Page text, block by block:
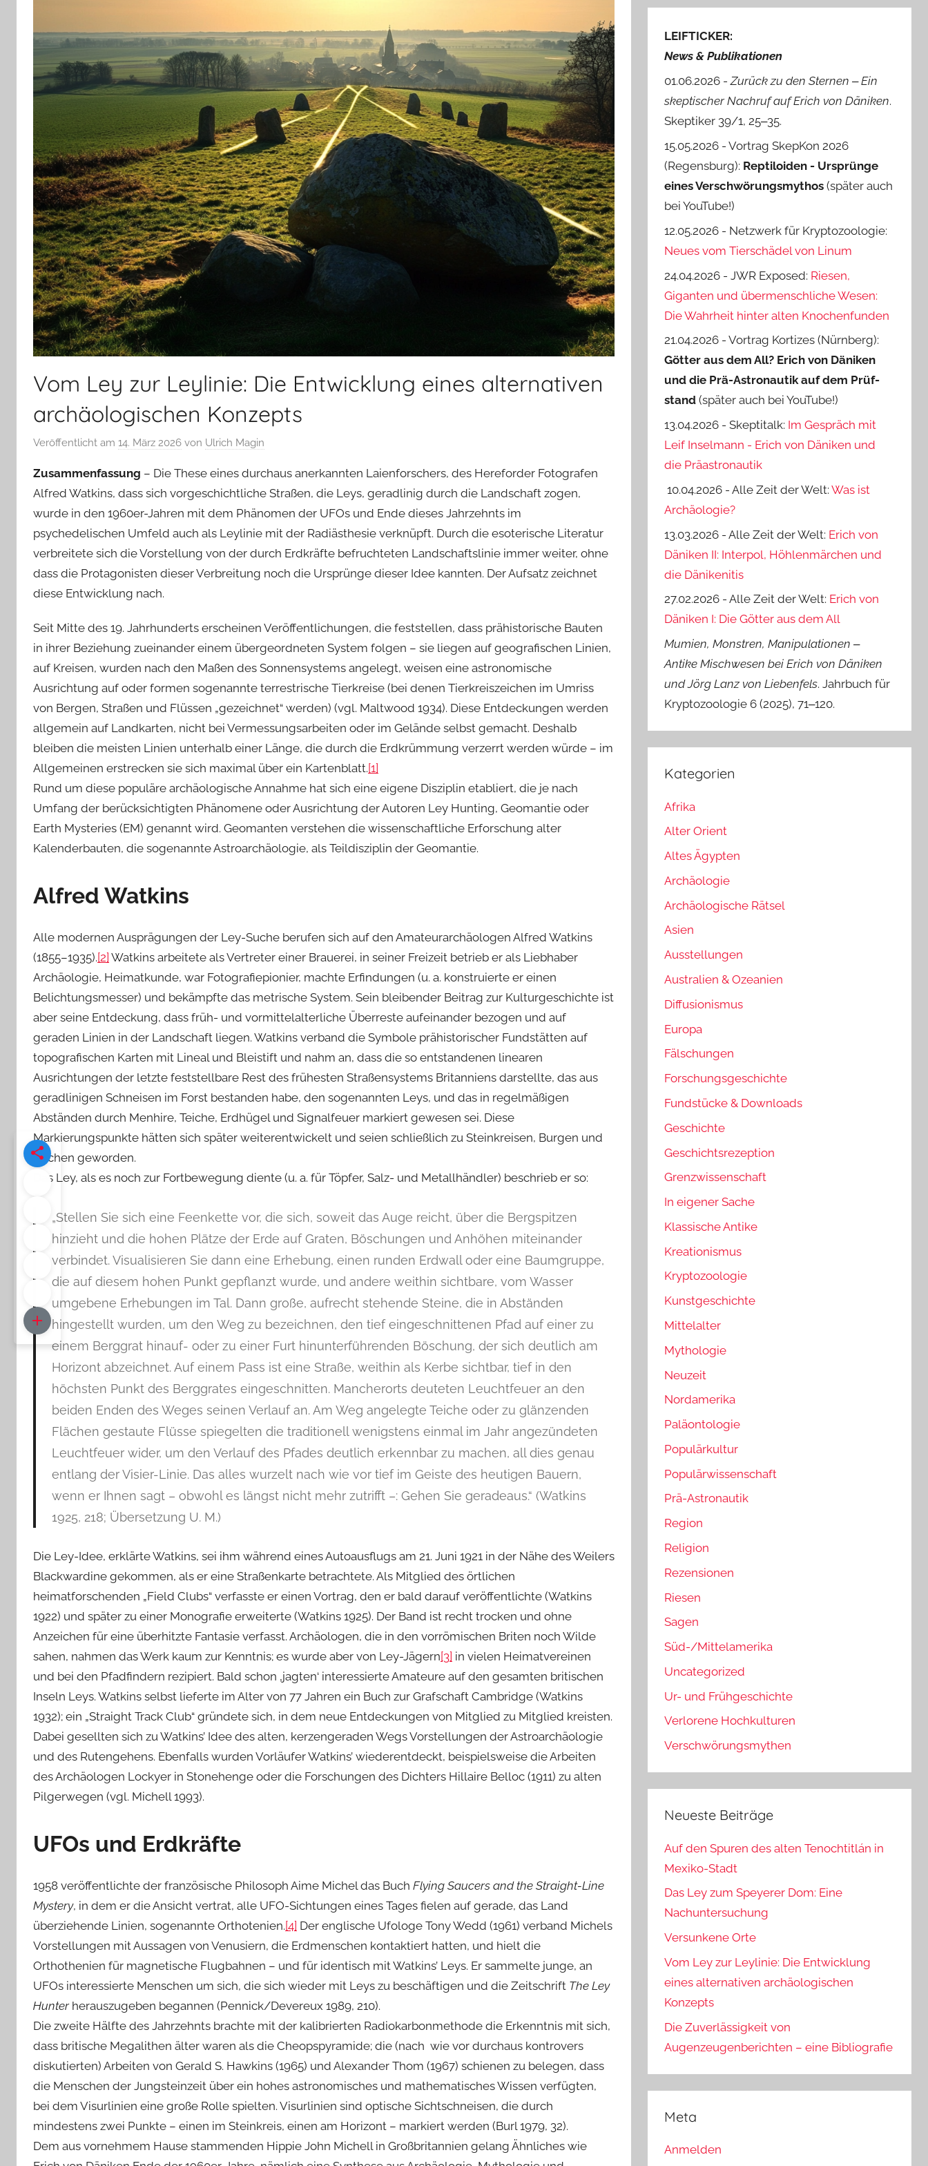
Vom Ley zur Leylinie: Die Entwicklung eines alternativen
archäologischen Konzepts
Veröffentlicht am 14. März 2026 von Ulrich Magin
Zusammenfassung – Die These eines durchaus anerkannten Laienforschers, des Hereforder Fotografen
Alfred Watkins, dass sich vorgeschichtliche Straßen, die Leys, geradlinig durch die Landschaft zogen,
wurde in den 1960er-Jahren mit dem Phänomen der UFOs und Ende dieses Jahrzehnts im
psychedelischen Umfeld auch als Leylinie mit der Radiästhesie verknüpft. Durch die esoterische Literatur
verbreitete sich die Vorstellung von der durch Erdkräfte befruchteten Landschaftslinie immer weiter, ohne
dass die Protagonisten dieser Verbreitung noch die Ursprünge dieser Idee kannten. Der Aufsatz zeichnet
diese Entwicklung nach.
Seit Mitte des 19. Jahrhunderts erscheinen Veröffentlichungen, die feststellen, dass prähistorische Bauten
in ihrer Beziehung zueinander einem übergeordneten System folgen – sie liegen auf geografischen Linien,
auf Kreisen, wurden nach den Maßen des Sonnensystems angelegt, weisen eine astronomische
Ausrichtung auf oder formen sogenannte terrestrische Tierkreise (bei denen Tierkreiszeichen im Umriss
von Bergen, Straßen und Flüssen „gezeichnet“ werden) (vgl. Maltwood 1934). Diese Entdeckungen werden
allgemein auf Landkarten, nicht bei Vermessungsarbeiten oder im Gelände selbst gemacht. Deshalb
bleiben die meisten Linien unterhalb einer Länge, die durch die Erdkrümmung verzerrt werden würde – im
Allgemeinen erstrecken sie sich maximal über ein Kartenblatt.[1]
Rund um diese populäre archäologische Annahme hat sich eine eigene Disziplin etabliert, die je nach
Umfang der berücksichtigten Phänomene oder Ausrichtung der Autoren Ley Hunting, Geomantie oder
Earth Mysteries (EM) genannt wird. Geomanten verstehen die wissenschaftliche Erforschung alter
Kalenderbauten, die sogenannte Astroarchäologie, als Teildisziplin der Geomantie.
Alfred Watkins
Alle modernen Ausprägungen der Ley-Suche berufen sich auf den Amateurarchäologen Alfred Watkins
(1855–1935).[2] Watkins arbeitete als Vertreter einer Brauerei, in seiner Freizeit betrieb er als Liebhaber
Archäologie, Heimatkunde, war Fotografiepionier, machte Erfindungen (u. a. konstruierte er einen
Belichtungsmesser) und bekämpfte das metrische System. Sein bleibender Beitrag zur Kulturgeschichte ist
aber seine Entdeckung, dass früh- und vormittelalterliche Überreste aufeinander bezogen und auf
geraden Linien in der Landschaft liegen. Watkins verband die Symbole prähistorischer Fundstätten auf
topografischen Karten mit Lineal und Bleistift und nahm an, dass die so entstandenen linearen
Ausrichtungen der letzte feststellbare Rest des frühesten Straßensystems Britanniens darstellte, das aus
geradlinigen Schneisen im Forst bestanden habe, den sogenannten Leys, und das in regelmäßigen
Abständen durch Menhire, Teiche, Erdhügel und Signalfeuer markiert gewesen sei. Diese
Markierungspunkte hätten sich später weiterentwickelt und seien schließlich zu Steinkreisen, Burgen und
Kirchen geworden.
Das Ley, als es noch zur Fortbewegung diente (u. a. für Töpfer, Salz- und Metallhändler) beschrieb er so:
„Stellen Sie sich eine Feenkette vor, die sich, soweit das Auge reicht, über die Bergspitzen
hinzieht und die hohen Plätze der Erde auf Graten, Böschungen und Anhöhen miteinander
verbindet. Visualisieren Sie dann eine Erhebung, einen runden Erdwall oder eine Baumgruppe,
die auf diesem hohen Punkt gepflanzt wurde, und andere weithin sichtbare, vom Wasser
umgebene Erhebungen im Tal. Dann große, aufrecht stehende Steine, die in Abständen
hingestellt wurden, um den Weg zu bezeichnen, den tief eingeschnittenen Pfad auf einer zu
einem Berggrat hinauf- oder zu einer Furt hinunterführenden Böschung, der sich deutlich am
Horizont abzeichnet. Auf einem Pass ist eine Straße, weithin als Kerbe sichtbar, tief in den
höchsten Punkt des Berggrates eingeschnitten. Mancherorts deuteten Leuchtfeuer an den
beiden Enden des Weges seinen Verlauf an. Am Weg angelegte Teiche oder zu glänzenden
Flächen gestaute Flüsse spiegelten die traditionell wenigstens einmal im Jahr angezündeten
Leuchtfeuer wider, um den Verlauf des Pfades deutlich erkennbar zu machen, all dies genau
entlang der Visier-Linie. Das alles wurzelt nach wie vor tief im Geiste des heutigen Bauern,
wenn er Ihnen sagt – obwohl es längst nicht mehr zutrifft –: Gehen Sie geradeaus.“ (Watkins
1925, 218; Übersetzung U. M.)
Die Ley-Idee, erklärte Watkins, sei ihm während eines Autoausflugs am 21. Juni 1921 in der Nähe des Weilers
Blackwardine gekommen, als er eine Straßenkarte betrachtete. Als Mitglied des örtlichen
heimatforschenden „Field Clubs“ verfasste er einen Vortrag, den er bald darauf veröffentlichte (Watkins
1922) und später zu einer Monografie erweiterte (Watkins 1925). Der Band ist recht trocken und ohne
Anzeichen für eine überhitzte Fantasie verfasst. Archäologen, die in den vorrömischen Briten noch Wilde
sahen, nahmen das Werk kaum zur Kenntnis; es wurde aber von Ley-Jägern[3] in vielen Heimatvereinen
und bei den Pfadfindern rezipiert. Bald schon ‚jagten‘ interessierte Amateure auf den gesamten britischen
Inseln Leys. Watkins selbst lieferte im Alter von 77 Jahren ein Buch zur Grafschaft Cambridge (Watkins
1932); ein „Straight Track Club“ gründete sich, in dem neue Entdeckungen von Mitglied zu Mitglied kreisten.
Dabei gesellten sich zu Watkins’ Idee des alten, kerzengeraden Wegs Vorstellungen der Astroarchäologie
und des Rutengehens. Ebenfalls wurden Vorläufer Watkins’ wiederentdeckt, beispielsweise die Arbeiten
des Archäologen Lockyer in Stonehenge oder die Forschungen des Dichters Hillaire Belloc (1911) zu alten
Pilgerwegen (vgl. Michell 1993).
UFOs und Erdkräfte
1958 veröffentlichte der französische Philosoph Aime Michel das Buch Flying Saucers and the Straight-Line
Mystery, in dem er die Ansicht vertrat, alle UFO-Sichtungen eines Tages fielen auf gerade, das Land
überziehende Linien, sogenannte Orthotenien.[4] Der englische Ufologe Tony Wedd (1961) verband Michels
Vorstellungen mit Aussagen von Venusiern, die Erdmenschen kontaktiert hatten, und hielt die
Orthothenien für magnetische Flugbahnen – und für identisch mit Watkins’ Leys. Er sammelte junge, an
UFOs interessierte Menschen um sich, die sich wieder mit Leys zu beschäftigen und die Zeitschrift The Ley
Hunterherauszugeben begannen (Pennick/Devereux 1989, 210).
Die zweite Hälfte des Jahrzehnts brachte mit der kalibrierten Radiokarbonmethode die Erkenntnis mit sich,
dass britische Megalithen älter waren als die Cheopspyramide; die (nach wie vor durchaus kontrovers
diskutierten) Arbeiten von Gerald S. Hawkins (1965) und Alexander Thom (1967) schienen zu belegen, dass
die Menschen der Jungsteinzeit über ein hohes astronomisches und mathematisches Wissen verfügten,
bei dem Visurlinien eine große Rolle spielten. Visurlinien sind optische Sichtschneisen, die durch
mindestens zwei Punkte – einen im Steinkreis, einen am Horizont – markiert werden (Burl 1979, 32).
Dem aus vornehmem Hause stammenden Hippie John Michell in Großbritannien gelang Ähnliches wie
LEIFTICKER:
News & Publikationen
01.06.2026 -Zurück zu den Sternen ‒ Ein
skeptischer Nachruf auf Erich von Däniken.
Skeptiker 39/1, 25‒35.
15.05.2026 - Vortrag SkepKon 2026
(Regensburg): Reptiloiden - Ursprünge
eines Verschwörungsmythos (später auch
bei YouTube!)
12.05.2026 - Netzwerk für Kryptozoologie:
Neues vom Tierschädel von Linum
24.04.2026 - JWR Exposed: Riesen,
Giganten und übermenschliche Wesen:
Die Wahrheit hinter alten Knochenfunden
21.04.2026 - Vortrag Kortizes (Nürnberg):
Götter aus dem All? Erich von Däniken
und die Prä-Astro­nautik auf dem Prüf­
stand (später auch bei YouTube!)
13.04.2026 - Skeptitalk: Im Gespräch mit
Leif Inselmann - Erich von Däniken und
die Präastronautik
10.04.2026 - Alle Zeit der Welt:Was ist
Archäologie?
13.03.2026 - Alle Zeit der Welt: Erich von
Däniken II: Interpol, Höhlenmärchen und
die Dänikenitis
27.02.2026 - Alle Zeit der Welt: Erich von
Däniken I: Die Götter aus dem All
Mumien, Monstren, Manipulationen ‒
Antike Mischwesen bei Erich von Däniken
und Jörg Lanz von Liebenfels. Jahrbuch für
Kryptozoologie 6 (2025), 71‒120.
Kategorien
Afrika
Alter Orient
Altes Ägypten
Archäologie
Archäologische Rätsel
Asien
Ausstellungen
Australien & Ozeanien
Diffusionismus
Europa
Fälschungen
Forschungsgeschichte
Fundstücke & Downloads
Geschichte
Geschichtsrezeption
Grenzwissenschaft
In eigener Sache
Klassische Antike
Kreationismus
Kryptozoologie
Kunstgeschichte
Mittelalter
Mythologie
Neuzeit
Nordamerika
Paläontologie
Populärkultur
Populärwissenschaft
Prä-Astronautik
Region
Religion
Rezensionen
Riesen
Sagen
Süd-/Mittelamerika
Uncategorized
Ur- und Frühgeschichte
Verlorene Hochkulturen
Verschwörungsmythen
Neueste Beiträge
Auf den Spuren des alten Tenochtitlán in
Mexiko-Stadt
Das Ley zum Speyerer Dom: Eine
Nachuntersuchung
Versunkene Orte
Vom Ley zur Leylinie: Die Entwicklung
eines alternativen archäologischen
Konzepts
Die Zuverlässigkeit von
Augenzeugenberichten – eine Bibliografie
Meta
Anmelden